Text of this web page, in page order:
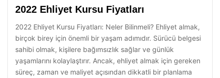
2022 Ehliyet Kursu Fiyatları
2022 Ehliyet Kursu Fiyatları: Neler Bilinmeli? Ehliyet almak,
birçok birey için önemli bir yaşam adımıdır. Sürücü belgesi
sahibi olmak, kişilere bağımsızlık sağlar ve günlük
yaşamlarını kolaylaştırır. Ancak, ehliyet almak için gereken
süreç, zaman ve maliyet açısından dikkatli bir planlama